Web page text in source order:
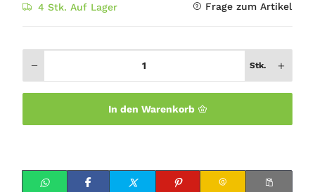
4 Stk. Auf Lager Frage zum Artikel
Stk.
In den Warenkorb